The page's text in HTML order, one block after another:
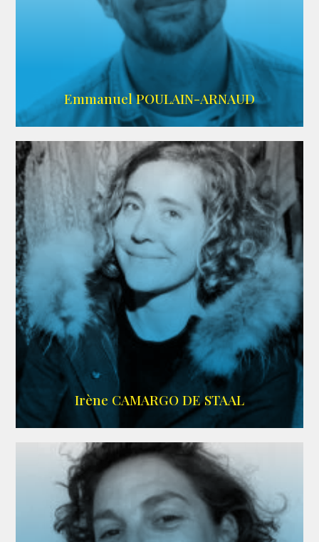
AGENCE SINGULARIST
Emmanuel POULAIN-ARNAUD
ALLOCINE
Irène CAMARGO DE STAAL